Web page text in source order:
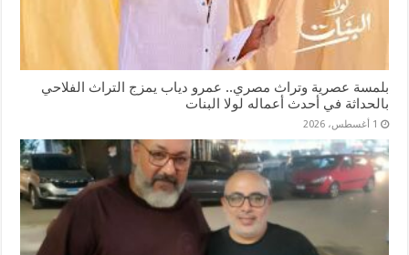
بلمسة عصرية وتراث مصري.. عمرو دياب يمزج التراث الفلاحي
بالحداثة في أحدث أعماله لولا البنات
1 أغسطس، 2026